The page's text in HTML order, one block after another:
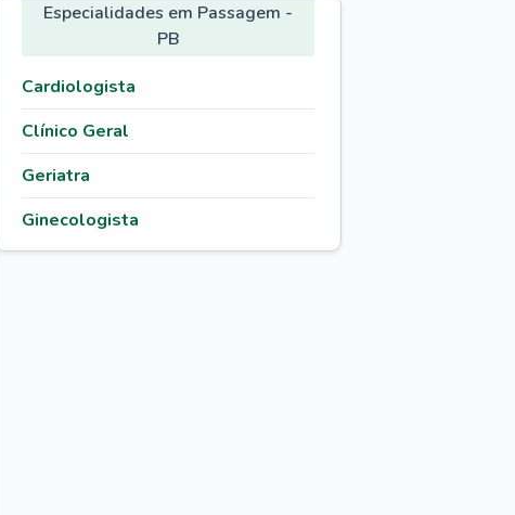
Especialidades em Passagem -
PB
Cardiologista
Clínico Geral
Geriatra
Ginecologista